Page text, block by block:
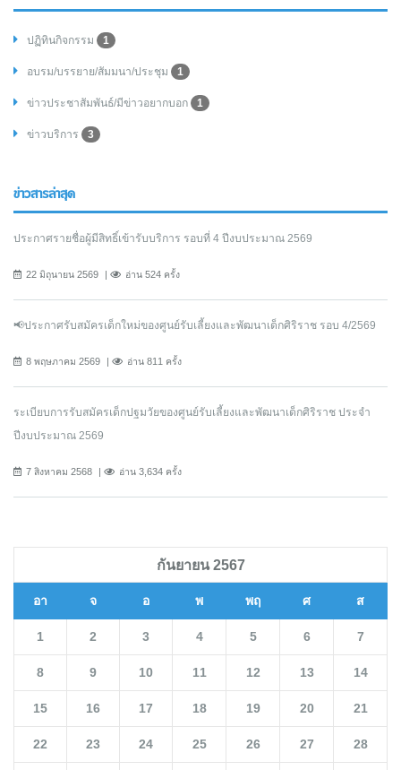
ปฏิทินกิจกรรม 1
อบรม/บรรยาย/สัมมนา/ประชุม 1
ข่าวประชาสัมพันธ์/มีข่าวอยากบอก 1
ข่าวบริการ 3
ข่าวสารล่าสุด
ประกาศรายชื่อผู้มีสิทธิ์เข้ารับบริการ รอบที่ 4 ปีงบประมาณ 2569
22 มิถุนายน 2569 อ่าน 524 ครั้ง
📢ประกาศรับสมัครเด็กใหม่ของศูนย์รับเลี้ยงและพัฒนาเด็กศิริราช รอบ 4/2569
8 พฤษภาคม 2569 อ่าน 811 ครั้ง
ระเบียบการรับสมัครเด็กปฐมวัยของศูนย์รับเลี้ยงและพัฒนาเด็กศิริราช ประจำ
ปีงบประมาณ 2569
7 สิงหาคม 2568 อ่าน 3,634 ครั้ง
กันยายน 2567
อา จ อ พ พฤ ศ ส
1 2 3 4 5 6 7
8 9 10 11 12 13 14
15 16 17 18 19 20 21
22 23 24 25 26 27 28